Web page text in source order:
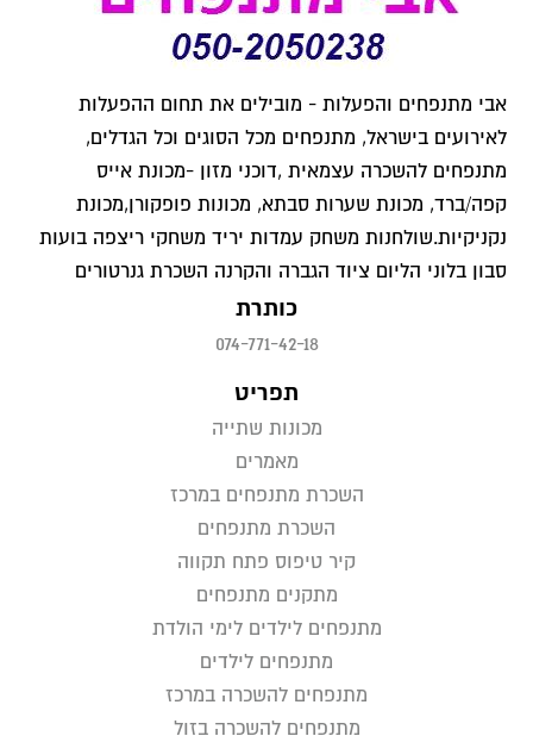
אבי מתנפחים והפעלות - מובילים את תחום ההפעלות
לאירועים בישראל, מתנפחים מכל הסוגים וכל הגדלים,
מתנפחים להשכרה עצמאית ,דוכני מזון -מכונת אייס
קפה/ברד, מכונת שערות סבתא, מכונות פופקורן,מכונת
נקניקיות.שולחנות משחק עמדות יריד משחקי ריצפה בועות
סבון בלוני הליום ציוד הגברה והקרנה השכרת גנרטורים
כותרת
074-771-42-18
תפריט
מכונות שתייה
מאמרים
השכרת מתנפחים במרכז
השכרת מתנפחים
קיר טיפוס פתח תקווה
מתקנים מתנפחים
מתנפחים לילדים לימי הולדת
מתנפחים לילדים
מתנפחים להשכרה במרכז
מתנפחים להשכרה בזול